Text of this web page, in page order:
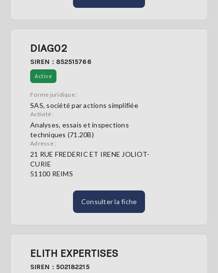
DIAG02
SIREN : 852515766
Active
Forme juridique :
SAS, société par actions simplifiée
Activité :
Analyses, essais et inspections
techniques (71.20B)
Adresse :
21 RUE FREDERIC ET IRENE JOLIOT-
CURIE
51100 REIMS
Consulter la fiche
ELITH EXPERTISES
SIREN : 502182215